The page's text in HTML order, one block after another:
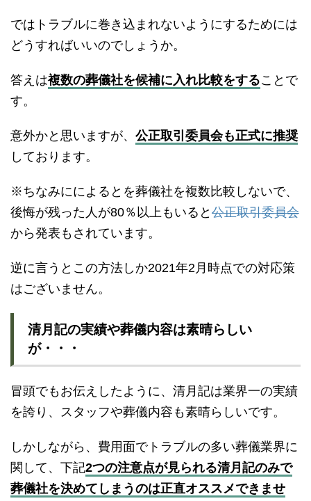
ではトラブルに巻き込まれないようにするためには
どうすればいいのでしょうか。
答えは複数の葬儀社を候補に入れ比較をすることで
す。
意外かと思いますが、 公正取引委員会も正式に推奨
しております。
※ちなみにによるとを葬儀社を複数比較しないで、
後悔が残った人が80％以上もいると 公正取引委員会
から発表もされています。
逆に言うとこの方法しか2021年2月時点での対応策
はございません。
清月記の実績や葬儀内容は素晴らしい
が・・・
冒頭でもお伝えしたように、清月記は業界一の実績
を誇り、スタッフや葬儀内容も素晴らしいです。
しかしながら、費用面でトラブルの多い葬儀業界に
関して、下記2つの注意点が見られる清月記のみで
葬儀社を決めてしまうのは正直オススメできませ